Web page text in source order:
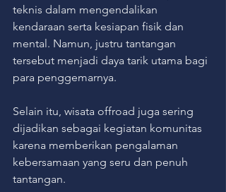
teknis dalam mengendalikan
kendaraan serta kesiapan fisik dan
mental. Namun, justru tantangan
tersebut menjadi daya tarik utama bagi
para penggemarnya.
Selain itu, wisata offroad juga sering
dijadikan sebagai kegiatan komunitas
karena memberikan pengalaman
kebersamaan yang seru dan penuh
tantangan.